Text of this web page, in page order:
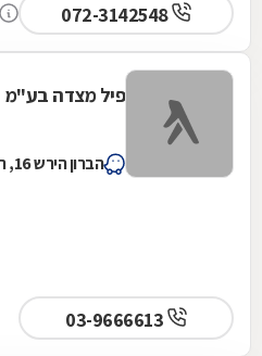
072-3142548
פיל מצדה בע"מ
הברון הירש 16, ראשון לציון